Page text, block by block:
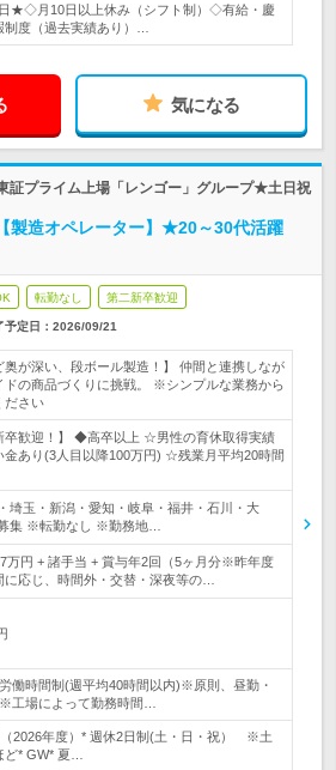
★◇月10日以上休み（シフト制）◇有給・慶
度（過去実績あり）…
気になる
証プライム上場「レンゴー」グループ★土日祝
製造オペレーター】★20～30代活躍
転勤なし 第二新卒歓迎
予定日： 2026/09/21
奥が深い、段ボール製造！】 仲間と連携しなが
ドの商品づくりに挑戦。 ※シンプルな業務から
ださい
卒歓迎！】 ◆高卒以上 ☆男性の育休取得実績
あり(3人目以降100万円) ☆残業月平均20時間
埼玉・新潟・愛知・岐阜・福井・石川・大
集 ※転勤なし ※勤務地…
万円 + 諸手当 + 賞与年2回（5ヶ月分※昨年度
応じ、時間外・交替・深夜等の…
働時間制(週平均40時間以内)※原則、昼勤・
工場によって勤務時間…
2026年度）* 週休2日制(土・日・祝） ※土
ど* GW* 夏…